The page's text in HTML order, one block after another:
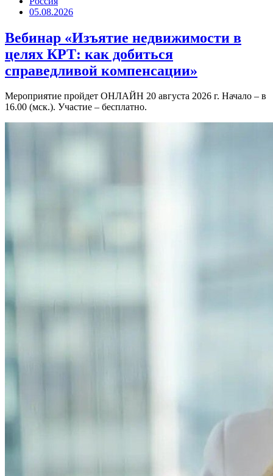
05.08.2026
Вебинар «Изъятие недвижимости в
целях КРТ: как добиться
справедливой компенсации»
Мероприятие пройдет ОНЛАЙН 20 августа 2026 г. Начало – в
16.00 (мск.). Участие – бесплатно.